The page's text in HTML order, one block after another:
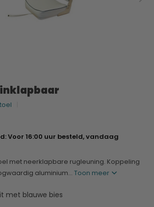
Voor 16:00 uur besteld, vandaag
met neerklapbare rugleuning. Koppeling
aluminium...Toon meer
met blauwe bies